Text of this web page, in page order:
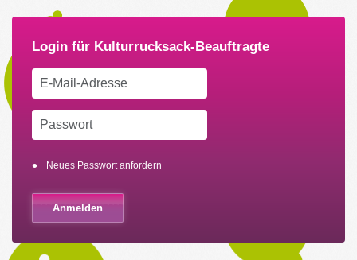
Neues Passwort anfordern